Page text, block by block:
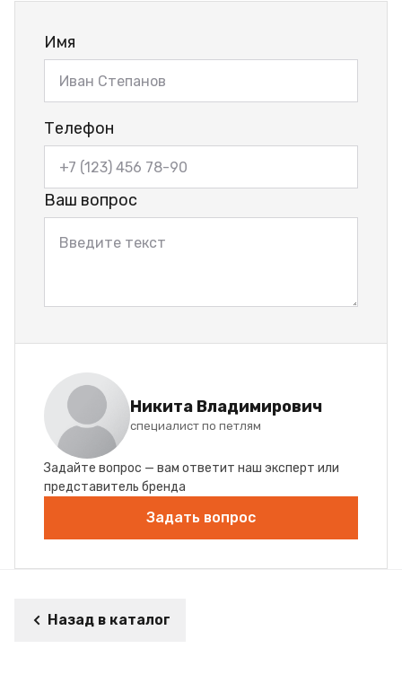
Имя
Телефон
Ваш вопрос
Никита Владимирович
специалист по петлям
Задайте вопрос — вам ответит наш эксперт или
представитель бренда
Задать вопрос
Назад в каталог